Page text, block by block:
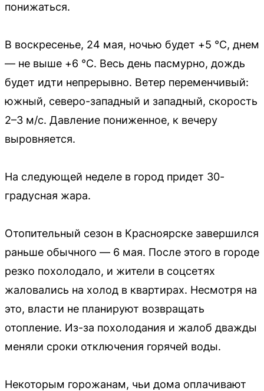
понижаться.
В воскресенье, 24 мая, ночью будет +5 °C, днем
— не выше +6 °C. Весь день пасмурно, дождь
будет идти непрерывно. Ветер переменчивый:
южный, северо-западный и западный, скорость
2–3 м/с. Давление пониженное, к вечеру
выровняется.
На следующей неделе в город придет 30-
градусная жара.
Отопительный сезон в Красноярске завершился
раньше обычного — 6 мая. После этого в городе
резко похолодало, и жители в соцсетях
жаловались на холод в квартирах. Несмотря на
это, власти не планируют возвращать
отопление. Из-за похолодания и жалоб дважды
меняли сроки отключения горячей воды.
Некоторым горожанам, чьи дома оплачивают